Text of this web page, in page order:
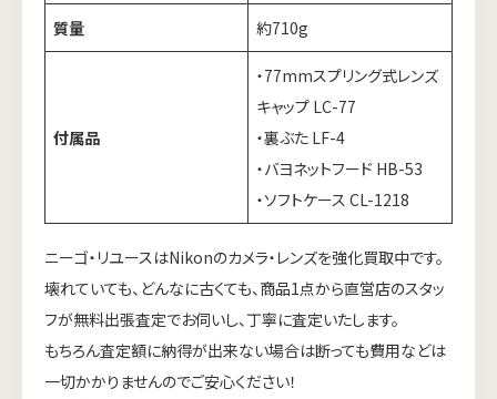
質量 約710g
付属品
・77mmスプリング式レンズ
キャップ LC-77
・裏ぶた LF-4
・バヨネットフード HB-53
・ソフトケース CL-1218
ニーゴ・リユースはNikonのカメラ・レンズを強化買取中です。
壊れていても、どんなに古くても、商品1点から直営店のスタッ
フが無料出張査定でお伺いし、丁寧に査定いたします。
もちろん査定額に納得が出来ない場合は断っても費用などは
一切かかりませんのでご安心ください！